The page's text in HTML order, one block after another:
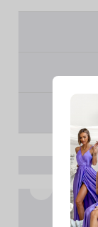
________